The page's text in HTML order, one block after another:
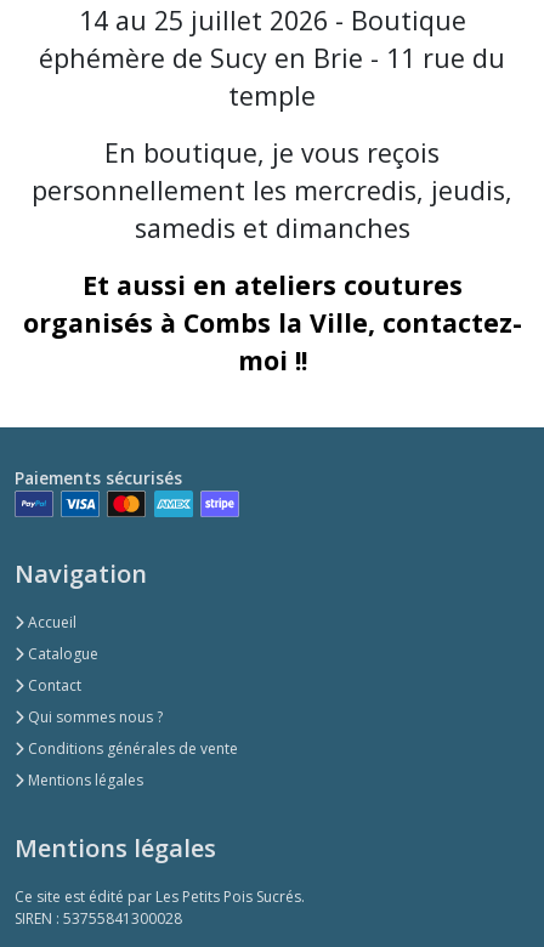
14 au 25 juillet 2026 - Boutique
éphémère de Sucy en Brie - 11 rue du
temple
En boutique, je vous reçois
personnellement les mercredis, jeudis,
samedis et dimanches
Et aussi en ateliers coutures
organisés à Combs la Ville, contactez-
moi !!
Paiements sécurisés
Navigation
Accueil
Catalogue
Contact
Qui sommes nous ?
Conditions générales de vente
Mentions légales
Mentions légales
Ce site est édité par Les Petits Pois Sucrés.
SIREN : 53755841300028